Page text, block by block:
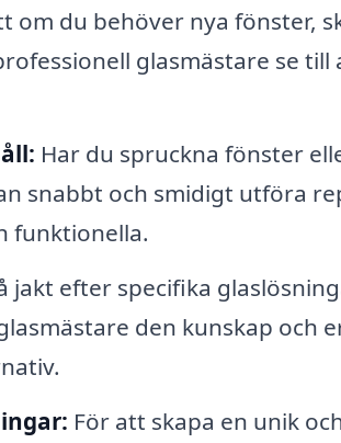
om du behöver nya fönster,
glasmästare se
Har du spruckna fönster
snabbt och smidigt utföra
funktionella.
jakt efter specifika
den kunskap och
För att skapa en unik